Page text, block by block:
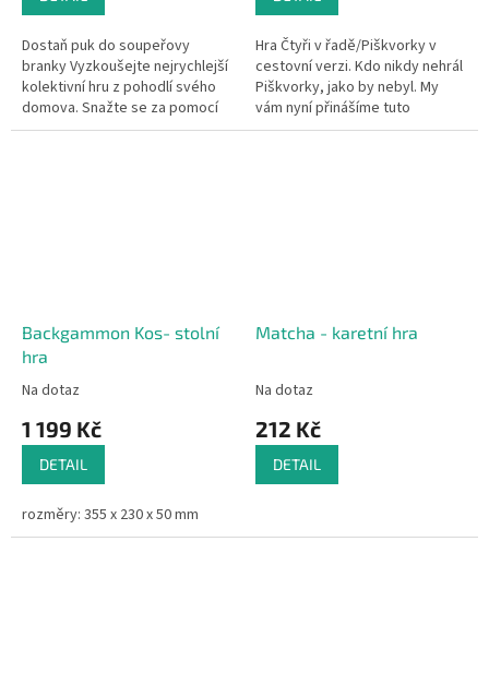
Dostaň puk do soupeřovy
branky Vyzkoušejte nejrychlejší
kolektivní hru z pohodlí svého
domova. Snažte se za pomocí
své „hokejky“ dostat puk do
Hra Čtyři v řadě/Piškvorky v
cestovní verzi. Kdo nikdy nehrál
Piškvorky, jako by nebyl. My
vám nyní přinášíme tuto
oblíbenou hru v cestovní verzi,
Backgammon Kos- stolní
hra
Na dotaz
1 199 Kč
DETAIL
rozměry: 355 x 230 x 50 mm
Matcha - karetní hra
Na dotaz
212 Kč
DETAIL